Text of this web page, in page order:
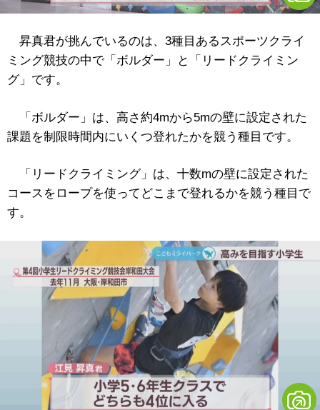
昇真君が挑んでいるのは、3種目あるスポーツクライ
ミング競技の中で「ボルダー」と「リードクライミン
グ」です。
「ボルダー」は、高さ約4mから5mの壁に設定された
課題を制限時間内にいくつ登れたかを競う種目です。
「リードクライミング」は、十数mの壁に設定された
コースをロープを使ってどこまで登れるかを競う種目で
す。